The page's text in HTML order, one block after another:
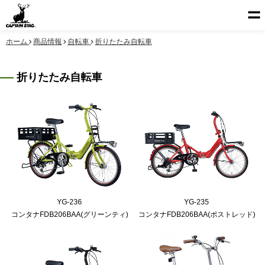
ホーム 商品情報 自転車 折りたたみ自転車
折りたたみ自転車
YG-236
コンタナFDB206BAA(グリーンティ)
YG-235
コンタナFDB206BAA(ポストレッド)